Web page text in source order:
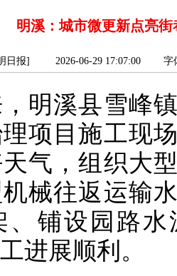
明溪：城市微更新点亮街
日报] 2026-06-29 17:07:00 字
溪县雪峰镇
项目施工现
气，组织大
械往返运输
、铺设园路
进展顺利。